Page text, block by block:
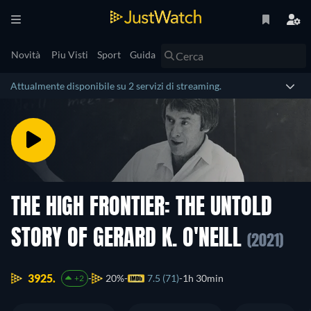
Novità Piu Visti Sport Guida
Attualmente disponibile su 2 servizi di streaming.
THE HIGH FRONTIER: THE UNTOLD
STORY OF GERARD K. O'NEILL (2021)
3925. +2 20% 7.5 (71) 1h 30min